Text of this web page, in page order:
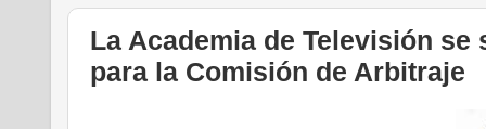
La Academia de Televisión se
para la Comisión de Arbitraje